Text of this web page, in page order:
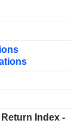
Index -